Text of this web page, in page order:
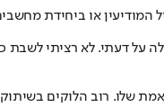
המודיעין או ביחידת
על דעתי. לא רציתי לשבת
בשיתוק מוחין רשאים